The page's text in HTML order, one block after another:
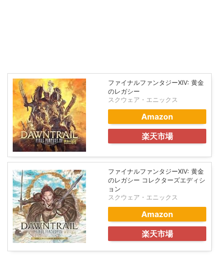
ファイナルファンタジーXIV: 黄金
のレガシー
スクウェア・エニックス
Amazon
楽天市場
ファイナルファンタジーXIV: 黄金
のレガシー コレクターズエディシ
ョン
スクウェア・エニックス
Amazon
楽天市場